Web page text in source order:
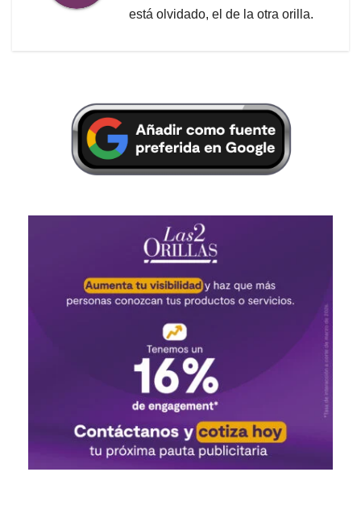
está olvidado, el de la otra orilla.